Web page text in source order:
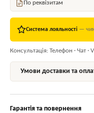
По реквізитам
Система лояльності —
Консультація: Телефон · Чат ·
Умови доставки та
Гарантія та повернення